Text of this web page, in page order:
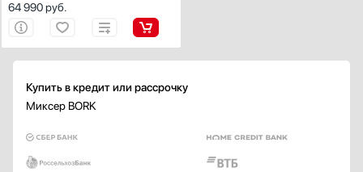
64 990руб.
Купить в кредит или рассрочку
Миксер BORK